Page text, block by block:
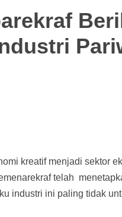
kreatif menjadi sektor
telah
industri ini paling tidak